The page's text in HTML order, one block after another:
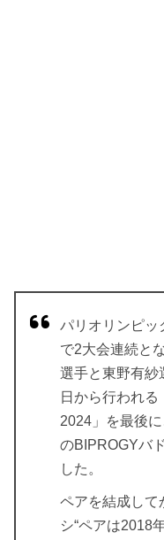
パリオリンピッ
で2大会連続と
選手と東野有紗
日から行われ
2024」を最後
のBIPROGYバ
した。
ペアを結成して
シ“ペアは2018